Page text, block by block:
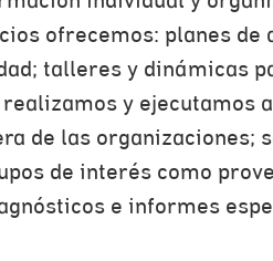
ofrecemos: planes
talleres y dinámicas
y ejecutamos
de las organizaciones;
de interés como
e informes